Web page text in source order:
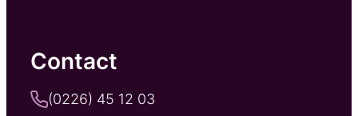
Contact
(0226) 45 12 03